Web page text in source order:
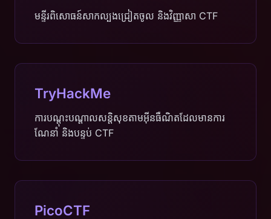
មន្ទីរពិសោធន៍សាកល្បងជ្រៀតចូល និងវិញ្ញាសា CTF
TryHackMe
ការបណ្តុះបណ្តាលសន្តិសុខតាមអ៊ីនធឺណិតដែលមានការ
ណែនាំ និងបន្ទប់ CTF
PicoCTF